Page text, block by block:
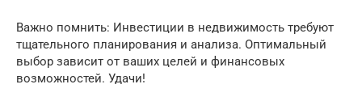
Важно помнить: Инвестиции в недвижимость требуют
тщательного планирования и анализа. Оптимальный
выбор зависит от ваших целей и финансовых
возможностей. Удачи!